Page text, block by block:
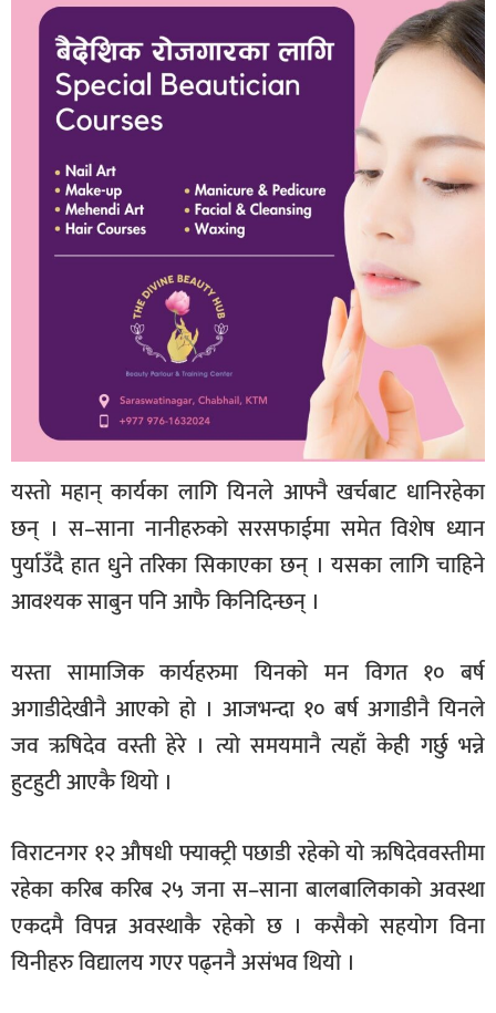
यस्तो महान् कार्यका लागि यिनले आफ्नै खर्चबाट धानिरहेका
छन् । स–साना नानीहरुको सरसफाईमा समेत विशेष ध्यान
पुर्याउँदै हात धुने तरिका सिकाएका छन् । यसका लागि चाहिने
आवश्यक साबुन पनि आफै किनिदिन्छन् ।
यस्ता सामाजिक कार्यहरुमा यिनको मन विगत १० बर्ष
अगाडीदेखीनै आएको हो । आजभन्दा १० बर्ष अगाडीनै यिनले
जव ऋषिदेव वस्ती हेरे । त्यो समयमानै त्यहाँ केही गर्छु भन्ने
हुटहुटी आएकै थियो ।
विराटनगर १२ औषधी फ्याक्ट्री पछाडी रहेको यो ऋषिदेववस्तीमा
रहेका करिब करिब २५ जना स–साना बालबालिकाको अवस्था
एकदमै विपन्न अवस्थाकै रहेको छ । कसैको सहयोग विना
यिनीहरु विद्यालय गएर पढ्ननै असंभव थियो ।